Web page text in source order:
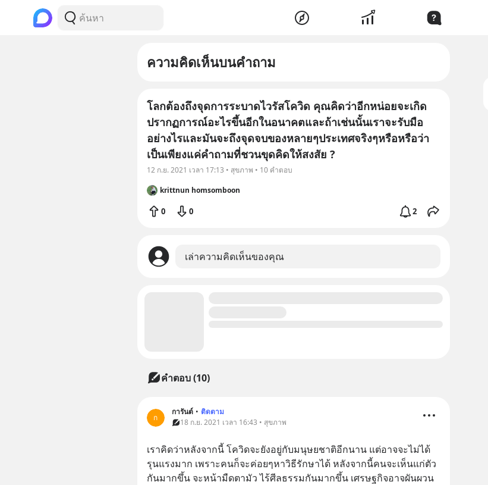
ความคิดเห็นบนคำถาม
โลกต้องถึงจุดการระบาดไวรัสโควิด คุณคิดว่าอีกหน่อยจะเกิด
ปรากฏการณ์อะไรขึ้นอีกในอนาคตและถ้าเช่นนั้นเราจะรับมือ
อย่างไรและมันจะถึงจุดจบของหลายๆประเทศจริงๆหรือหรือว่า
เป็นเพียงแค่คำถามที่ชวนขุดคิดให้สงสัย ?
12 ก.ย. 2021 เวลา 17:13 • สุขภาพ • 10 คำตอบ
krittnun homsomboon
0 0 2
เล่าความคิดเห็นของคุณ
คำตอบ (10)
ก
การันต์ • ติดตาม
18 ก.ย. 2021 เวลา 16:43 • สุขภาพ
เราคิดว่าหลังจากนี้ โควิดจะยังอยู่กับมนุษยชาติอีกนาน แต่อาจจะไม่ได้
รุนแรงมาก เพราะคนก็จะค่อยๆหาวิธีรักษาได้ หลังจากนี้คนจะเห็นแก่ตัว
กันมากขึ้น จะหน้ามืดตามัว ไร้ศีลธรรมกันมากขึ้น เศรษฐกิจอาจผันผวน